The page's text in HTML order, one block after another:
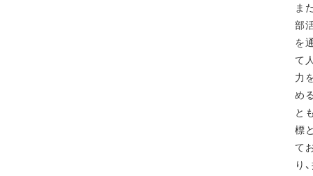
ま
部
を
て
力
め
と
標
て
り